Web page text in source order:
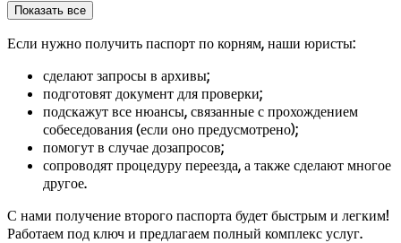
Показать все
Если нужно получить паспорт по корням, наши юристы:
сделают запросы в архивы;
подготовят документ для проверки;
подскажут все нюансы, связанные с прохождением
собеседования (если оно предусмотрено);
помогут в случае дозапросов;
сопроводят процедуру переезда, а также сделают многое
другое.
С нами получение второго паспорта будет быстрым и легким!
Работаем под ключ и предлагаем полный комплекс услуг.